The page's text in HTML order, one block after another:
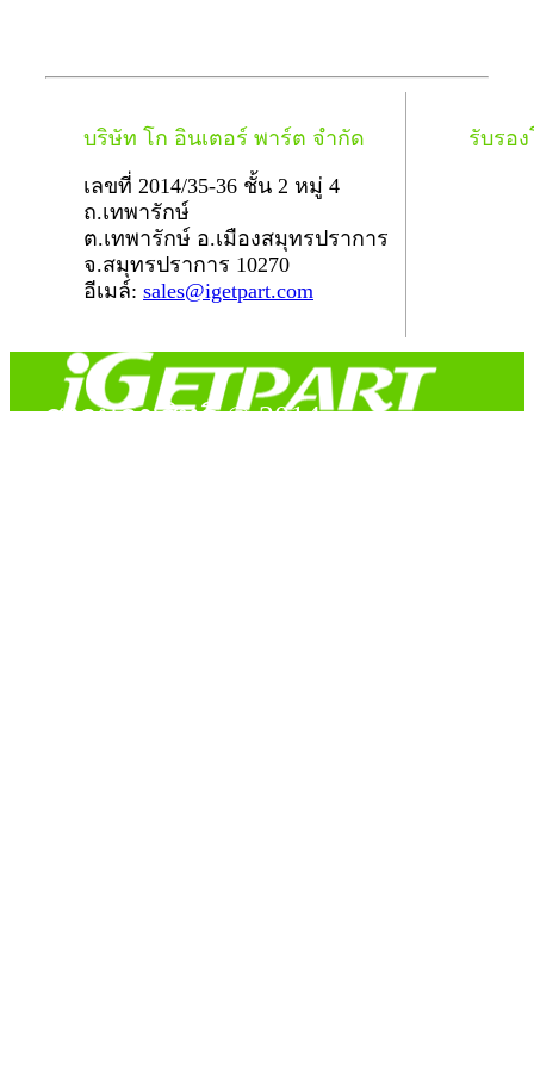
บริษัท โก อินเตอร์ พาร์ต จำกัด
เลขที่ 2014/35-36 ชั้น 2 หมู่ 4
ถ.เทพารักษ์
ต.เทพารักษ์ อ.เมืองสมุทรปราการ
จ.สมุทรปราการ 10270
อีเมล์: sales@igetpart.com
รับรอ
สงวนลิขสิทธิ์ © 2014